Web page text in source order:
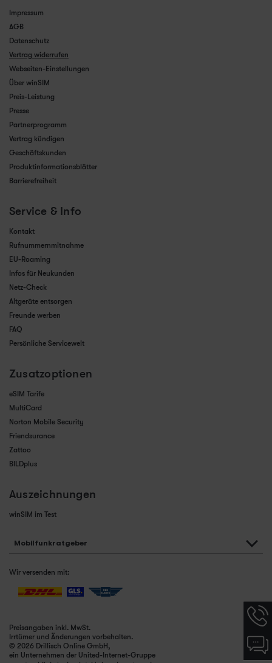
Impressum
AGB
Datenschutz
Vertrag widerrufen
Webseiten-Einstellungen
Über winSIM
Preis-Leistung
Presse
Partnerprogramm
Vertrag kündigen
Geschäftskunden
Produktinformationsblätter
Barrierefreiheit
Service & Info
Kontakt
Rufnummernmitnahme
EU-Roaming
Infos für Neukunden
Netz-Check
Altgeräte entsorgen
Freunde werben
FAQ
Persönliche Servicewelt
Zusatzoptionen
eSIM Tarife
MultiCard
Norton Mobile Security
Friendsurance
Zattoo
BILDplus
Auszeichnungen
winSIM im Test
Mobilfunkratgeber
Wir versenden mit:
Preisangaben inkl. MwSt.
Irrtümer und Änderungen vorbehalten.
© 2026 Drillisch Online GmbH,
ein Unternehmen der United-Internet-Gruppe
Chat-